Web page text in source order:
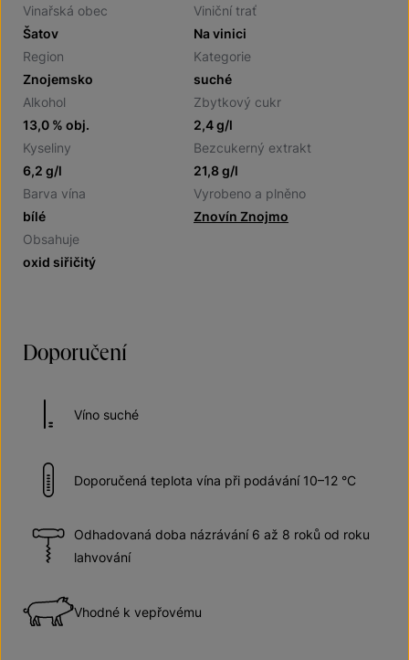
Vinařská obec
Šatov
Viniční trať
Na vinici
Region
Znojemsko
Kategorie
suché
Alkohol
13,0 % obj.
Zbytkový cukr
2,4 g/l
Kyseliny
6,2 g/l
Bezcukerný extrakt
21,8 g/l
Barva vína
bílé
Vyrobeno a plněno
Znovín Znojmo
Obsahuje
oxid siřičitý
Doporučení
Víno suché
Doporučená teplota vína při podávání 10–12 °C
Odhadovaná doba názrávání 6 až 8 roků od roku
lahvování
Vhodné k vepřovému